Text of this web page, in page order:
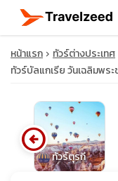
travel_explore
หน้าแรก ทัวร์ต่างประเทศ
ทัวร์บัลแกเรีย วันเฉลิมพร
ทัวร์ตุรกี
arrow_circle_left